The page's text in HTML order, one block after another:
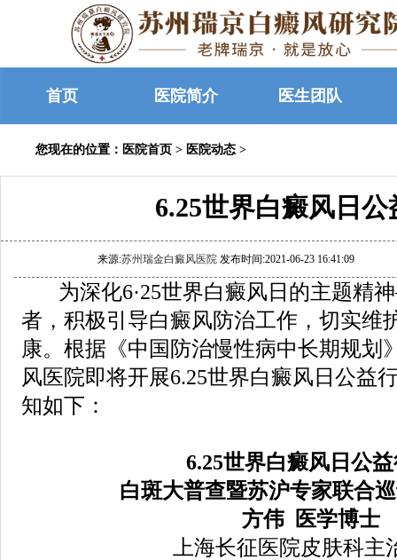
首页 医院简介 医生团队
您现在的位置： 医院首页 > 医院动态 >
6.25世界白癜风日公
来源:苏州瑞金白癜风医院 发布时间:2021-06-23 16:41:09
为深化6·25世界白癜风日的主题精
者，积极引导白癜风防治工作，切实维
康。根据《中国防治慢性病中长期规划
风医院即将开展6.25世界白癜风日公益
知如下：
6.25世界白癜风日公
白斑大普查暨苏沪专家联合
方伟 医学博士
上海长征医院皮肤科主